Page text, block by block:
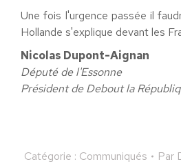
Une fois l'urgence passée il
Hollande s'explique devant les
Nicolas Dupont-Aignan
Député de l'Essonne
Président de Debout la
Catégorie : Communiqués Par